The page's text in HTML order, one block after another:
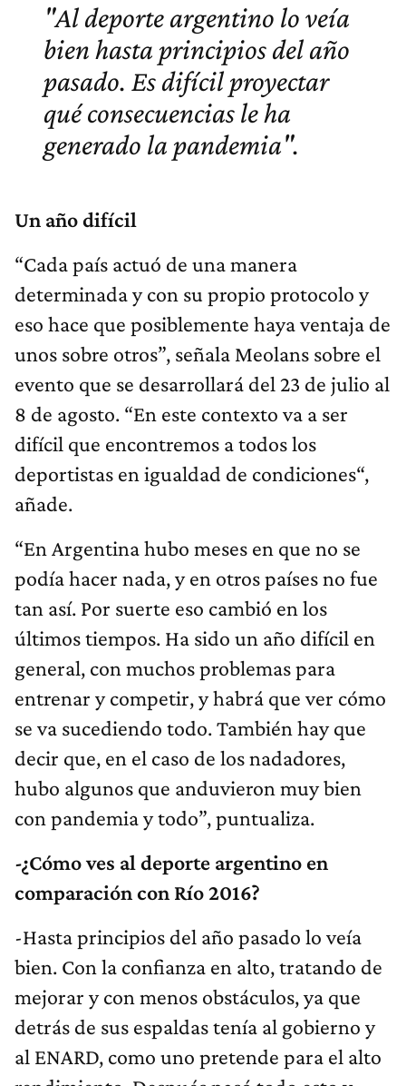
"Al deporte argentino lo veía
bien hasta principios del año
pasado. Es difícil proyectar
qué consecuencias le ha
generado la pandemia".
Un año difícil
“Cada país actuó de una manera
determinada y con su propio protocolo y
eso hace que posiblemente haya ventaja de
unos sobre otros”, señala Meolans sobre el
evento que se desarrollará del 23 de julio al
8 de agosto. “En este contexto va a ser
difícil que encontremos a todos los
deportistas en igualdad de condiciones“,
añade.
“En Argentina hubo meses en que no se
podía hacer nada, y en otros países no fue
tan así. Por suerte eso cambió en los
últimos tiempos. Ha sido un año difícil en
general, con muchos problemas para
entrenar y competir, y habrá que ver cómo
se va sucediendo todo. También hay que
decir que, en el caso de los nadadores,
hubo algunos que anduvieron muy bien
con pandemia y todo”, puntualiza.
-¿Cómo ves al deporte argentino en
comparación con Río 2016?
-Hasta principios del año pasado lo veía
bien. Con la confianza en alto, tratando de
mejorar y con menos obstáculos, ya que
detrás de sus espaldas tenía al gobierno y
al ENARD, como uno pretende para el alto